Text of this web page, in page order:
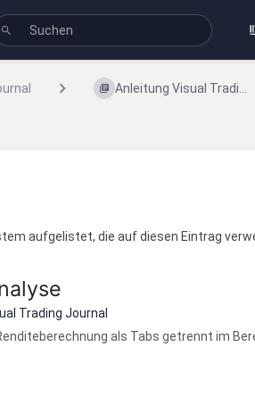
Anleitung Visual Tradi...
aufgelistet, die auf diesen Eintrag
Trading Journal
als Tabs getrennt im